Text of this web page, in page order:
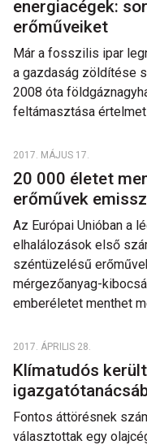
energiacégek:
erőműveiket
Már a fosszilis ipar
a gazdaság zöldítése
2008 óta
feltámasztása
2017. MÁJUS 17.
20 000 életet
erőművek
Az Európai Unióban a
elhalálozások első
széntüzelésű
mérgezőanyag-
emberéletet menthet
2017. ÁPRILIS 28.
Klímatudós
Fontos áttörésnek
választottak egy